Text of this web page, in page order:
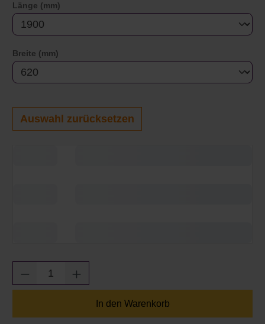
Länge (mm)
Breite (mm)
Auswahl zurücksetzen
Produkt Anzahl: Gib den gewünschten
In den Warenkorb